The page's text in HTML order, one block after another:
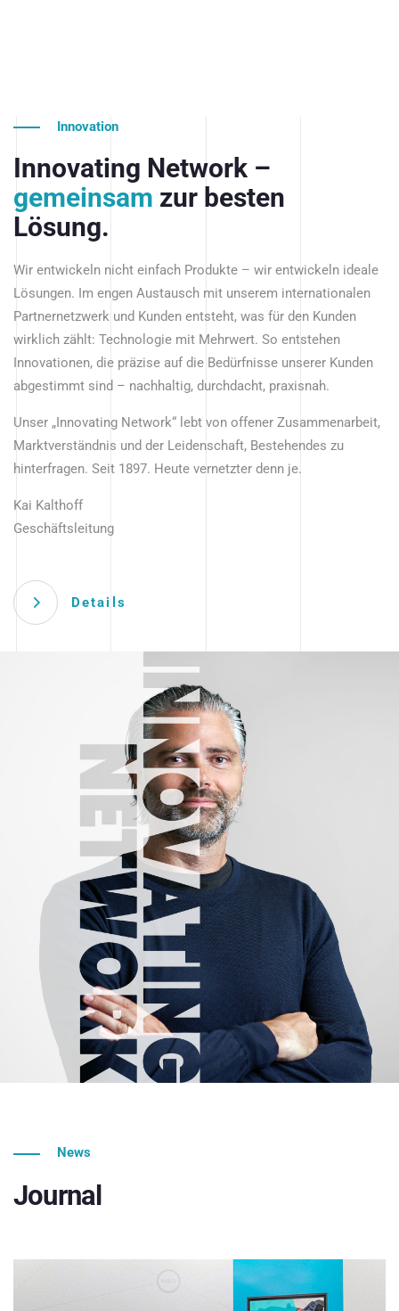
Innovation
Innovating Network –
gemeinsam zur besten
Lösung.
Wir entwickeln nicht einfach Produkte – wir entwickeln ideale
Lösungen. Im engen Austausch mit unserem internationalen
Partnernetzwerk und Kunden entsteht, was für den Kunden
wirklich zählt: Technologie mit Mehrwert. So entstehen
Innovationen, die präzise auf die Bedürfnisse unserer Kunden
abgestimmt sind – nachhaltig, durchdacht, praxisnah.
Unser „Innovating Network“ lebt von offener Zusammenarbeit,
Marktverständnis und der Leidenschaft, Bestehendes zu
hinterfragen. Seit 1897. Heute vernetzter denn je.
Kai Kalthoff
Geschäftsleitung
Details
News
Journal